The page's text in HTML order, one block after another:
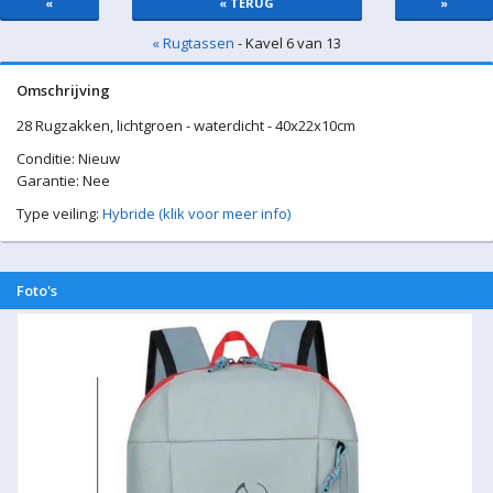
« Rugtassen - Kavel 6 van 13
Omschrijving
28 Rugzakken, lichtgroen - waterdicht - 40x22x10cm
Conditie: Nieuw
Garantie: Nee
Type veiling: Hybride (klik voor meer info)
Foto's